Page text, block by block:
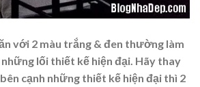
với 2 màu trắng & đen thường làm
lối thiết kế hiện đại. Hãy thay
cạnh những thiết kế hiện đại thì 2